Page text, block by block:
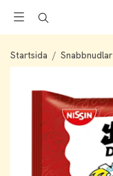
Startsida / Snabbnudlar